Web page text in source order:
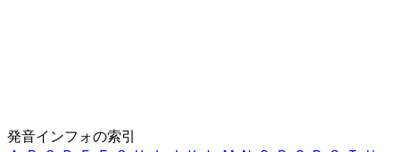
発音インフォの索引